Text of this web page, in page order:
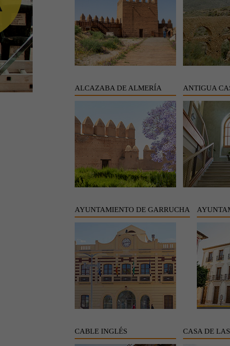
ALCAZABA DE ALMERÍA ANTIGUA
AYUNTAMIENTO DE GARRUCHA
CABLE INGLÉS CASA DE